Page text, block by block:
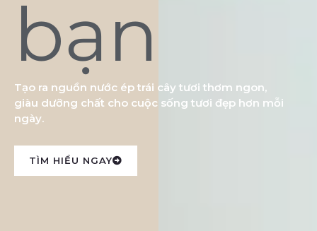
bạn
Tạo ra nguồn nước ép trái cây tươi thơm ngon,
giàu dưỡng chất cho cuộc sống tươi đẹp hơn mỗi
ngày.
TÌM HIỂU NGAY